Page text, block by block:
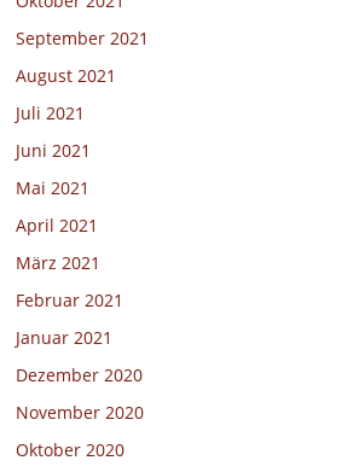
September 2021
August 2021
Juli 2021
Juni 2021
Mai 2021
April 2021
März 2021
Februar 2021
Januar 2021
Dezember 2020
November 2020
Oktober 2020